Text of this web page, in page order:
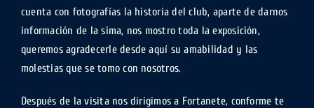
cuenta con fotografías la historia del club, aparte de darnos
información de la sima, nos mostro toda la exposición,
queremos agradecerle desde aquí su amabilidad y las
molestias que se tomo con nosotros.
Después de la visita nos dirigimos a Fortanete, conforme te